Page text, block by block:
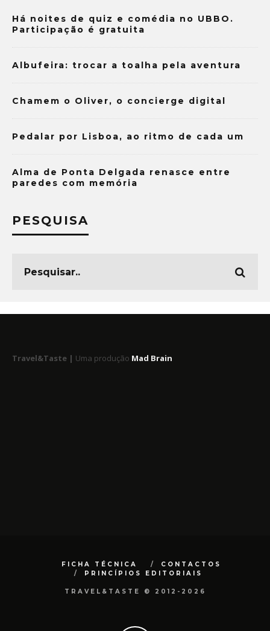
Há noites de quiz e comédia no UBBO.
Participação é gratuita
Albufeira: trocar a toalha pela aventura
Chamem o Oliver, o concierge digital
Pedalar por Lisboa, ao ritmo de cada um
Alma de Ponta Delgada renasce entre
paredes com memória
PESQUISA
Travel&Taste | Uma produção Mad Brain
FICHA TÉCNICA
CONTACTOS
PRINCÍPIOS EDITORIAIS
TRAVEL&TASTE © 2012-2026